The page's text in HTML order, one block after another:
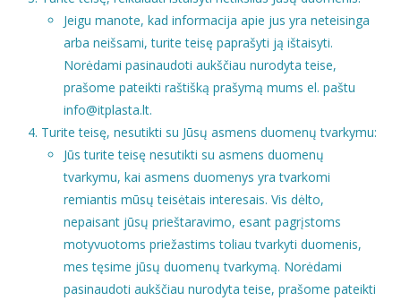
Jeigu manote, kad informacija apie jus yra neteisinga
arba neišsami, turite teisę paprašyti ją ištaisyti.
Norėdami pasinaudoti aukščiau nurodyta teise,
prašome pateikti raštišką prašymą mums el. paštu
info@itplasta.lt.
Turite teisę, nesutikti su Jūsų asmens duomenų tvarkymu:
Jūs turite teisę nesutikti su asmens duomenų
tvarkymu, kai asmens duomenys yra tvarkomi
remiantis mūsų teisėtais interesais. Vis dėlto,
nepaisant jūsų prieštaravimo, esant pagrįstoms
motyvuotoms priežastims toliau tvarkyti duomenis,
mes tęsime jūsų duomenų tvarkymą. Norėdami
pasinaudoti aukščiau nurodyta teise, prašome pateikti